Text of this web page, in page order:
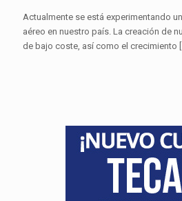
Actualmente se está experimentando
aéreo en nuestro país. La creación de
de bajo coste, así como el crecimiento